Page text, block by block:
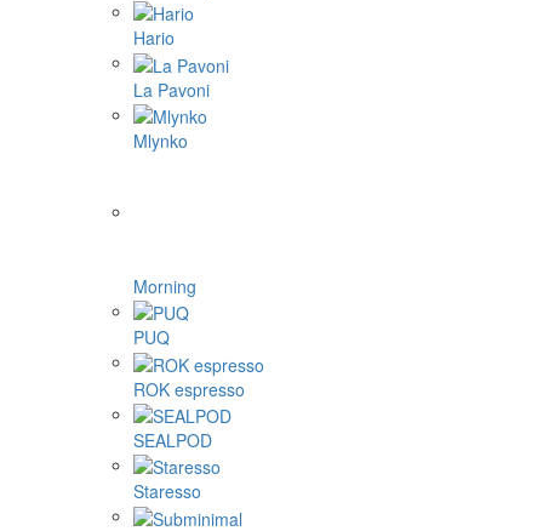
Hario
La Pavoni
Mlynko
Morning
PUQ
ROK espresso
SEALPOD
Staresso